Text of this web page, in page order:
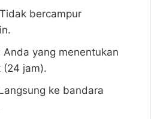
Tidak bercampur
Anda yang menentukan
(24 jam).
ke bandara